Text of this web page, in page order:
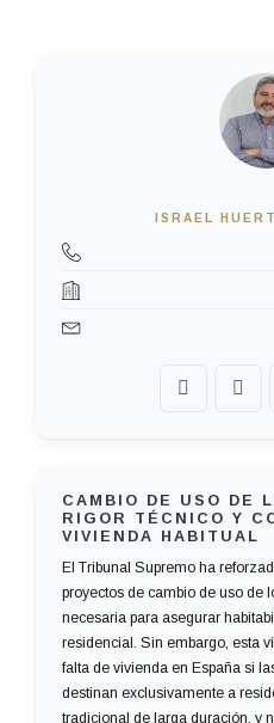
ISRAEL
CAMBIO DE USO DE
RIGOR TÉCNICO Y
VIVIENDA HABITUAL
El Tribunal Supremo ha
proyectos de cambio de uso de
necesaria para asegurar
residencial. Sin embargo, esta
falta de vivienda en España si
destinan exclusivamente a
tradicional de larga duración, y